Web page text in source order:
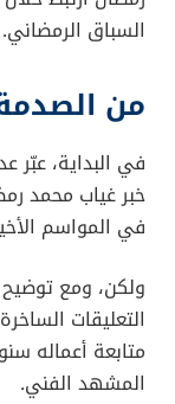
السباق الرمضاني.
من
في البداية،
خبر غياب محمد
في المواسم
ولكن، ومع
التعليقات
متابعة أعماله
المشهد الفني.